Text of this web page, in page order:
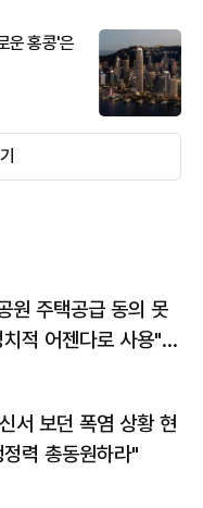
운 홍콩'은
원 주택공급 동의 못
적 어젠다로 사용"
서 보던 폭염 상황 현
력 총동원하라"